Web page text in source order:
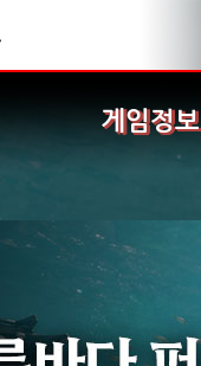
게임정보